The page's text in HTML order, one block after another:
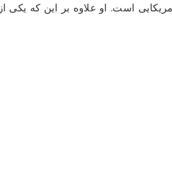
است. او علاوه بر این که یکی از